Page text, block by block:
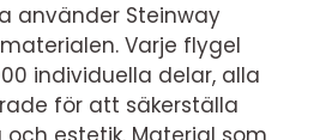
använder Steinway
Varje flygel
individuella delar, alla
för att säkerställa